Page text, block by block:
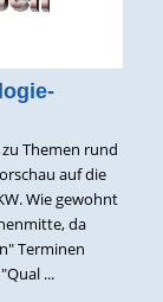
Themen rund
auf die
Wie gewohnt
da
Terminen
...